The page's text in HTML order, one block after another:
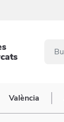
València